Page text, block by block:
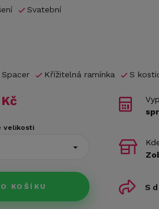
Svatební
Spacer Křížitelná ramínka S
velikosti
KOŠÍKU